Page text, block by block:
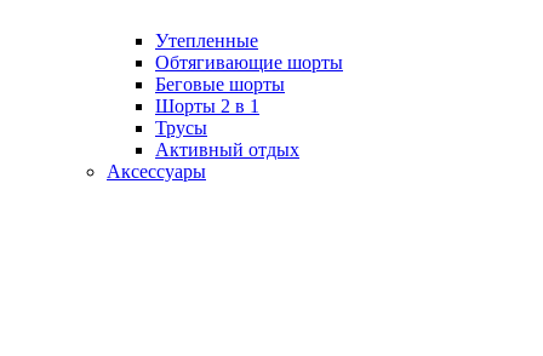
Утепленные
Обтягивающие шорты
Беговые шорты
Шорты 2 в 1
Трусы
Активный отдых
Аксессуары